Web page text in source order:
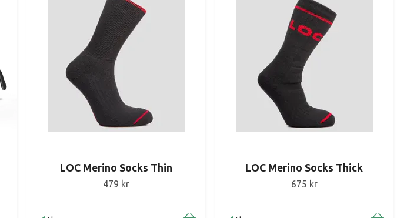
LOC Merino Socks Thin
479 kr
LOC Merino Socks Thick
675 kr